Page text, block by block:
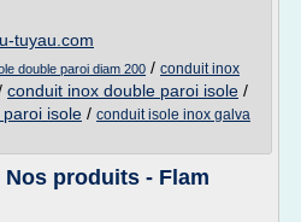
tuyau.com
double paroi diam 200 / conduit inox
conduit inox double paroi isole /
isole / conduit isole inox galva
produits - Flam